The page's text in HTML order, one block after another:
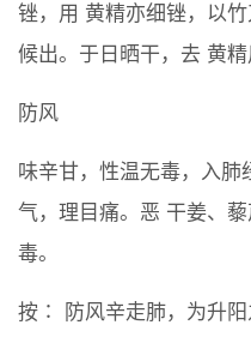
锉，用 黄精亦细锉，以竹
候出。于日晒干，去 黄精
防风
味辛甘，性温无毒，入肺
气，理目痛。恶 干姜、
毒。
按∶ 防风辛走肺，为升阳